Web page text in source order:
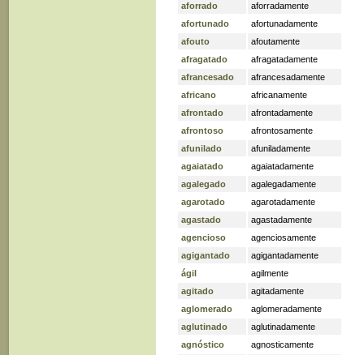
aforrado
aforradamente
afortunado
afortunadamente
afouto
afoutamente
afragatado
afragatadamente
afrancesado
afrancesadamente
africano
africanamente
afrontado
afrontadamente
afrontoso
afrontosamente
afunilado
afuniladamente
agaiatado
agaiatadamente
agalegado
agalegadamente
agarotado
agarotadamente
agastado
agastadamente
agencioso
agenciosamente
agigantado
agigantadamente
ágil
agilmente
agitado
agitadamente
aglomerado
aglomeradamente
aglutinado
aglutinadamente
agnóstico
agnosticamente